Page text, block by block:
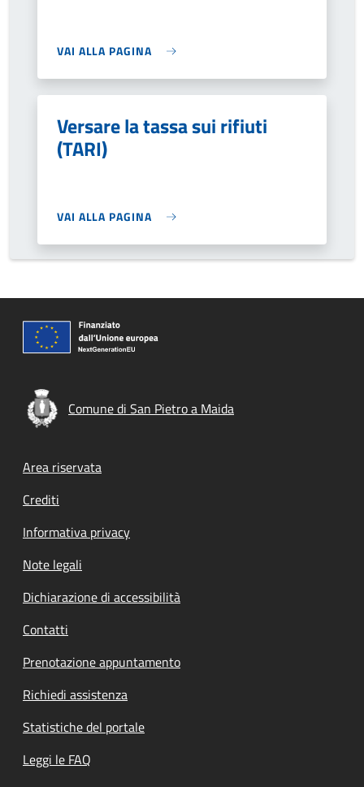
VAI ALLA PAGINA
Versare la tassa sui rifiuti
(TARI)
VAI ALLA PAGINA
Comune di San Pietro a Maida
Footer menu
Area riservata
Crediti
Informativa privacy
Note legali
Dichiarazione di accessibilità
Contatti
Prenotazione appuntamento
Richiedi assistenza
Statistiche del portale
Leggi le FAQ